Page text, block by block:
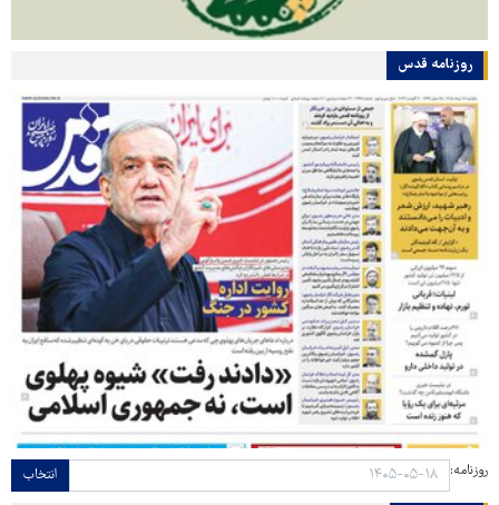
روزنامه قدس
روزنامه: انتخاب